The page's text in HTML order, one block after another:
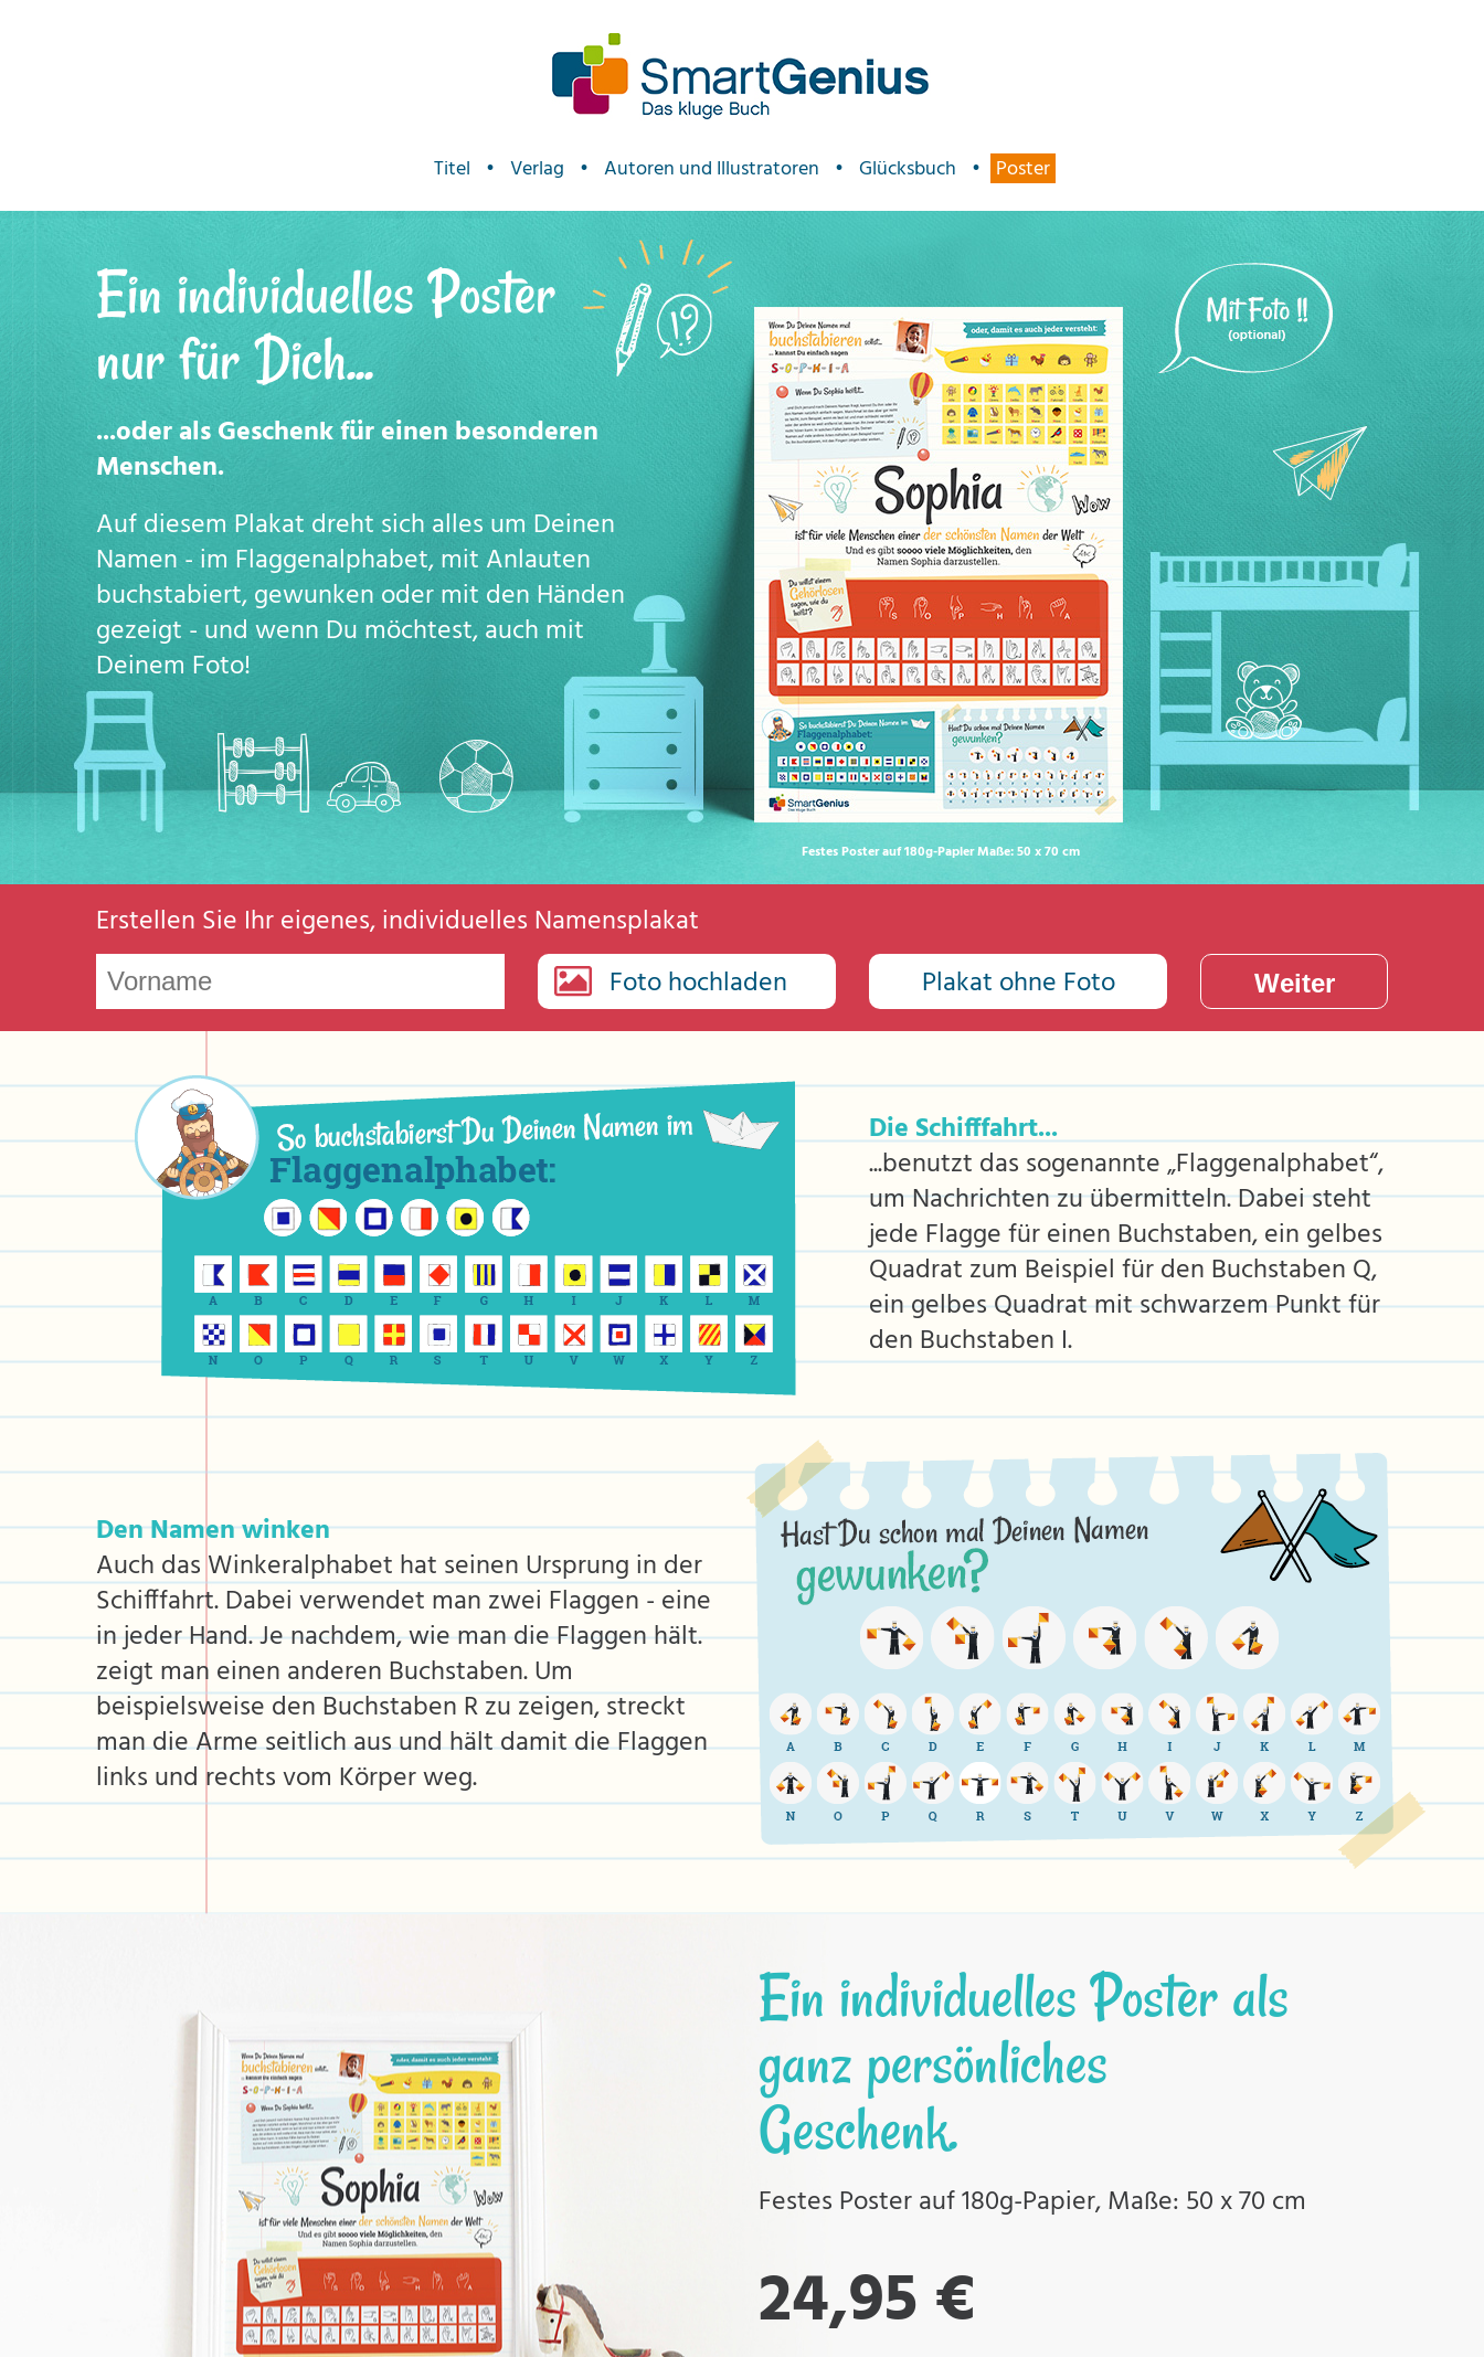
Titel • Verlag • Autoren und Illustratoren • Glücksbuch • Poster
Ein individuelles Poster
nur für Dich...
...oder als Geschenk für einen besonderen
Menschen.
Auf diesem Plakat dreht sich alles um Deinen
Namen - im Flaggenalphabet, mit Anlauten
buchstabiert, gewunken oder mit den Händen
gezeigt - und wenn Du möchtest, auch mit
Deinem Foto!
Festes Poster auf 180g-Papier Maße: 50 x 70 cm
Erstellen Sie Ihr eigenes, individuelles Namensplakat
Foto hochladen
Plakat ohne Foto Weiter
Die Schifffahrt...
...benutzt das sogenannte „Flaggenalphabet“,
um Nachrichten zu übermitteln. Dabei steht
jede Flagge für einen Buchstaben, ein gelbes
Quadrat zum Beispiel für den Buchstaben Q,
ein gelbes Quadrat mit schwarzem Punkt für
den Buchstaben I.
Den Namen winken
Auch das Winkeralphabet hat seinen Ursprung in der
Schifffahrt. Dabei verwendet man zwei Flaggen - eine
in jeder Hand. Je nachdem, wie man die Flaggen hält.
zeigt man einen anderen Buchstaben. Um
beispielsweise den Buchstaben R zu zeigen, streckt
man die Arme seitlich aus und hält damit die Flaggen
links und rechts vom Körper weg.
Ein individuelles Poster als
ganz persönliches
Geschenk.
Festes Poster auf 180g-Papier, Maße: 50 x 70 cm
24,95 €